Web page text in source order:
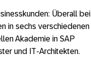
Überall bei
in sechs verschiedenen
Akademie in SAP
und IT-Architekten.